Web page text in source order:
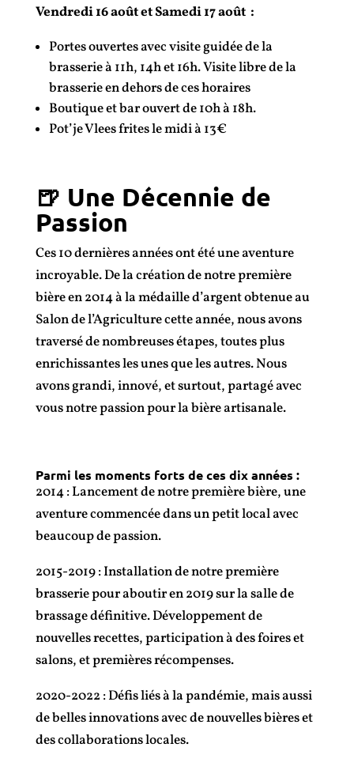
Vendredi 16 août et Samedi 17 août :
Portes ouvertes avec visite guidée de la
brasserie à 11h, 14h et 16h.Visite libre de la
brasserie en dehors de ces horaires
Boutique et bar ouvert de 10h à 18h.
Pot’je Vlees frites le midi à 13€
🍺 Une Décennie de
Passion
Ces 10 dernières années ont été une aventure
incroyable. De la création de notre première
bière en 2014 à la médaille d’argent obtenue au
Salon de l’Agriculture cette année, nous avons
traversé de nombreuses étapes, toutes plus
enrichissantes les unes que les autres. Nous
avons grandi, innové, et surtout, partagé avec
vous notre passion pour la bière artisanale.
Parmi les moments forts de ces dix années :
2014 : Lancement de notre première bière, une
aventure commencée dans un petit local avec
beaucoup de passion.
2015-2019 : Installation de notre première
brasserie pour aboutir en 2019 sur la salle de
brassage définitive. Développement de
nouvelles recettes, participation à des foires et
salons, et premières récompenses.
2020-2022 : Défis liés à la pandémie, mais aussi
de belles innovations avec de nouvelles bières et
des collaborations locales.